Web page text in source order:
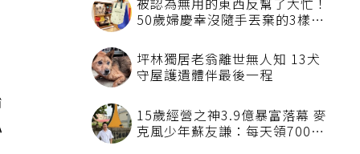
被認為無用的東西反幫了大忙！
50歲婦慶幸沒隨手丟棄的3樣物
坪林獨居老翁離世無人知 13犬
守屋護遺體伴最後一程
15歲經營之神3.9億暴富落幕 麥
克風少年蘇友謙：每天領700元